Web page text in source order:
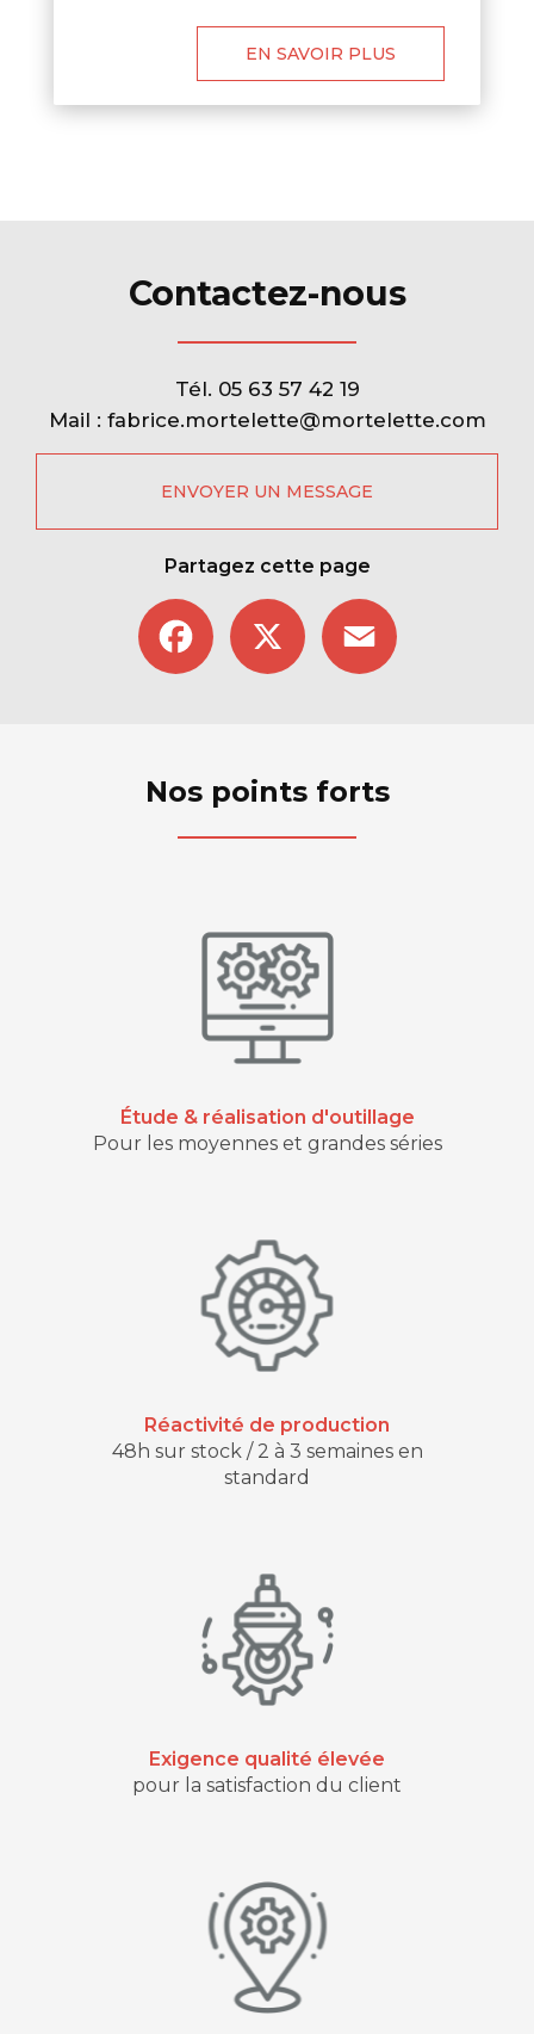
EN SAVOIR PLUS
Contactez-nous
Tél. 05 63 57 42 19
Mail : fabrice.mortelette@mortelette.com
ENVOYER UN MESSAGE
Partagez cette page
Facebook
Nos points forts
Étude & réalisation d'outillage
Pour les moyennes et grandes séries
Réactivité de production
48h sur stock / 2 à 3 semaines en
standard
Exigence qualité élevée
pour la satisfaction du client